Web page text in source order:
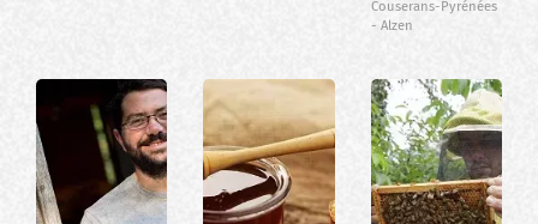
Couserans-Pyrénées
Alzen